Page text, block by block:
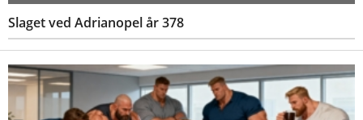
Slaget ved Adrianopel år 378